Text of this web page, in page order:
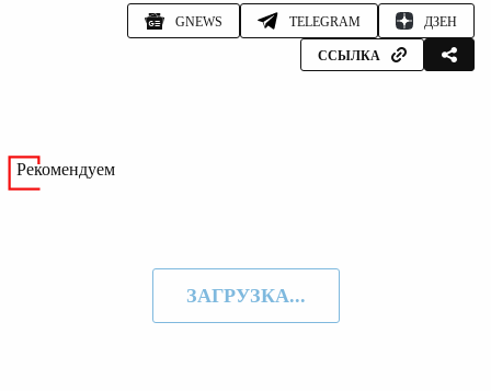
GNEWS TELEGRAM ДЗЕН
ССЫЛКА
Рекомендуем
ЗАГРУЗКА...